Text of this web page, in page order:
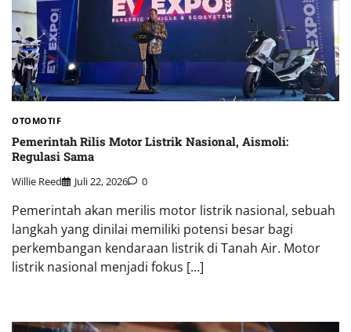
OTOMOTIF
Pemerintah Rilis Motor Listrik Nasional, Aismoli:
Regulasi Sama
Willie Reed Juli 22, 2026 0
Pemerintah akan merilis motor listrik nasional, sebuah
langkah yang dinilai memiliki potensi besar bagi
perkembangan kendaraan listrik di Tanah Air. Motor
listrik nasional menjadi fokus […]